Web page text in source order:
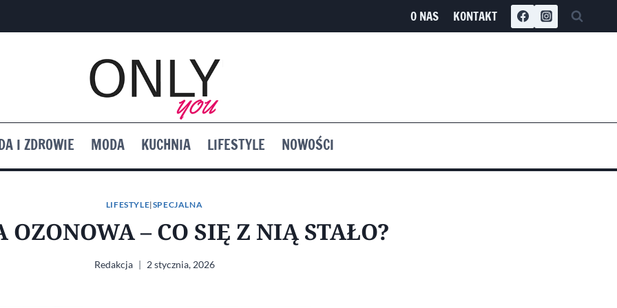
O NAS KONTAKT
I ZDROWIE MODA KUCHNIA LIFESTYLE NOWOŚCI
LIFESTYLE|SPECJALNA
OZONOWA – CO SIĘ Z NIĄ STAŁO?
Redakcja 2 stycznia, 2026